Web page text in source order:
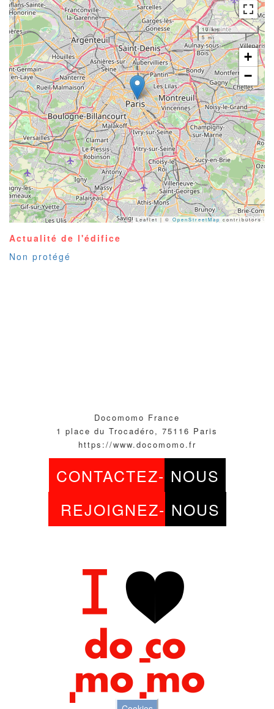
10 km
5 mi
+
−
Leaflet | © OpenStreetMap contributors
Actualité de l'édifice
Non protégé
Docomomo France
1 place du Trocadéro, 75116 Paris
https://www.docomomo.fr
CONTACTEZ- NOUS
REJOIGNEZ- NOUS